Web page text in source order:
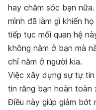
hay chăm sóc bạn
mình đã làm gì khiến
tiếp tục mối quan hệ
không nằm ở bạn mà
chỉ nằm ở người kia.
Việc xây dựng sự tự
tin rằng bạn hoàn
Điều này giúp giảm